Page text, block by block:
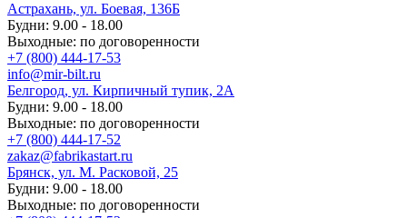
Астрахань, ул. Боевая, 136Б
Будни: 9.00 - 18.00
Выходные: по договоренности
+7 (800) 444-17-53
info@mir-bilt.ru
Белгород, ул. Кирпичный тупик, 2А
Будни: 9.00 - 18.00
Выходные: по договоренности
+7 (800) 444-17-52
zakaz@fabrikastart.ru
Брянск, ул. М. Расковой, 25
Будни: 9.00 - 18.00
Выходные: по договоренности